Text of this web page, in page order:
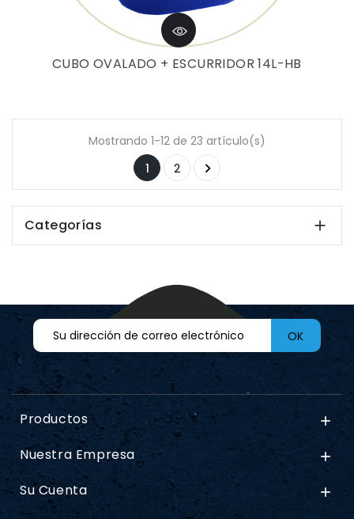
CUBO OVALADO + ESCURRIDOR 14L-HB
Mostrando 1-12 de 23 artículo(s)
1
2 
Categorías 
Productos 
Nuestra Empresa 
Su Cuenta 